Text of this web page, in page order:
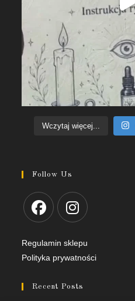
Wczytaj więcej...
Follow Us
Regulamin sklepu
Polityka prywatności
Recent Posts